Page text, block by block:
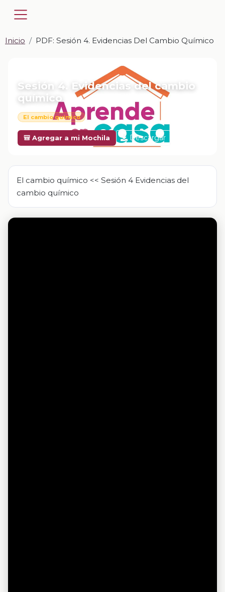
Inicio PDF: Sesión 4. Evidencias Del Cambio Químico
Sesión 4. Evidencias del cambio
químico
El cambio químico
🎒 Agregar a mi Mochila Descargar
El cambio químico << Sesión 4 Evidencias del
cambio químico